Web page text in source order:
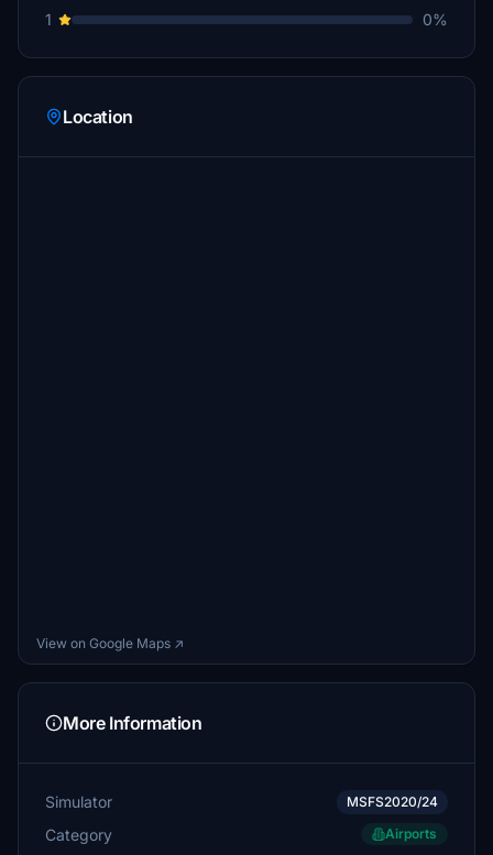
1
0%
Location
View on Google Maps ↗
More Information
Simulator MSFS2020/24
Category Airports